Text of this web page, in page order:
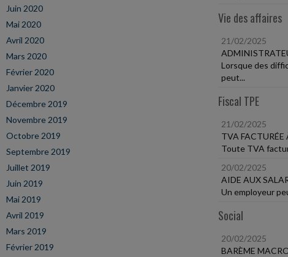
Juin 2020
Mai 2020
Avril 2020
Mars 2020
Février 2020
Janvier 2020
Décembre 2019
Novembre 2019
Octobre 2019
Septembre 2019
Juillet 2019
Juin 2019
Mai 2019
Avril 2019
Mars 2019
Février 2019
Vie des affaires
21/02/2025
Lorsque des
peut...
Fiscal TPE
21/02/2025
TVA FACTURÉE
Toute TVA
20/02/2025
AIDE AUX
Un employeur
Social
20/02/2025
BARÈME